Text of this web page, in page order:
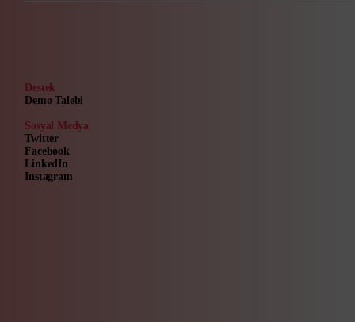
Destek
Demo Talebi
Sosyal Medya
Twitter
Facebook
LinkedIn
Instagram